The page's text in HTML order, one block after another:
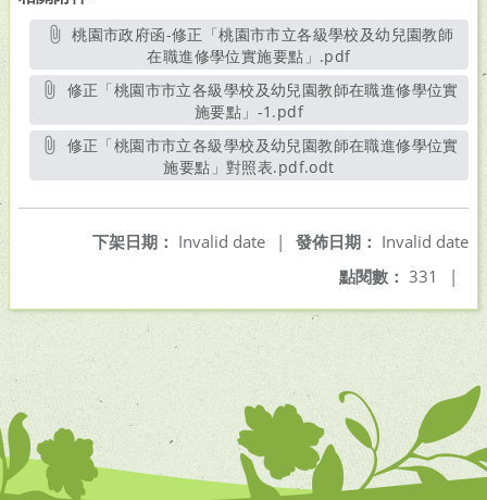
桃園市政府函-修正「桃園市市立各級學校及幼兒園教師
在職進修學位實施要點」.pdf另開新視窗
施要點」-1.pdf另開新視窗
施要點」對照表.pdf.odt
發佈日期： Invalid date
下架日期： Invalid date
|
點閱數： 331 |